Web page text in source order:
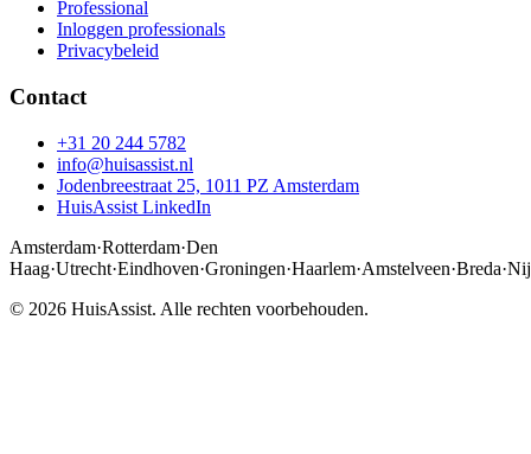
Professional
Inloggen professionals
Privacybeleid
Contact
+31 20 244 5782
info@huisassist.nl
Jodenbreestraat 25, 1011 PZ Amsterdam
HuisAssist LinkedIn
Amsterdam·Rotterdam·Den
Haag·Utrecht·Eindhoven·Groningen·Haarlem·Amstelveen·Breda·
© 2026 HuisAssist. Alle rechten voorbehouden.